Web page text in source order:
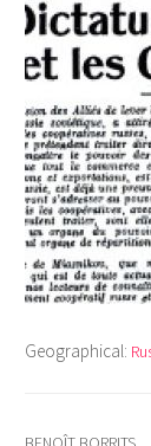
Geographical: